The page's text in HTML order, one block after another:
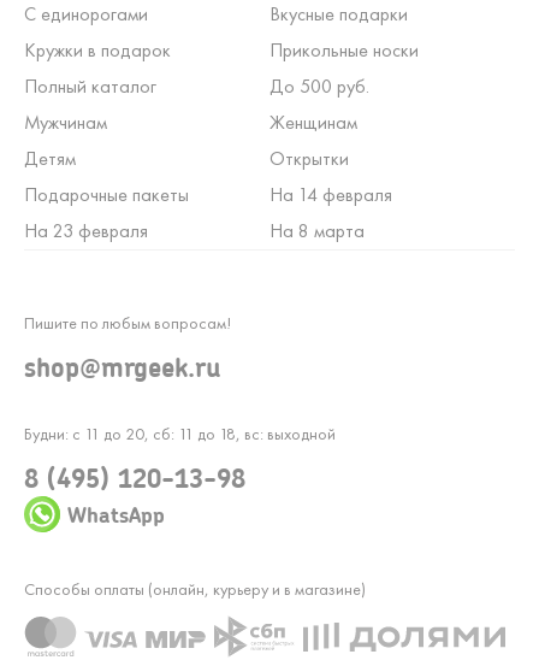
С единорогами
Вкусные подарки
Кружки в подарок
Прикольные носки
Полный каталог
До 500 руб.
Мужчинам
Женщинам
Детям
Открытки
Подарочные пакеты
На 14 февраля
На 23 февраля
На 8 марта
Будни: с 11 до 20, сб: 11 до 18, вс: выходной
8 (495) 120-13-98
WhatsApp
Пишите по любым вопросам!
shop@mrgeek.ru
Способы оплаты (онлайн, курьеру и в магазине)